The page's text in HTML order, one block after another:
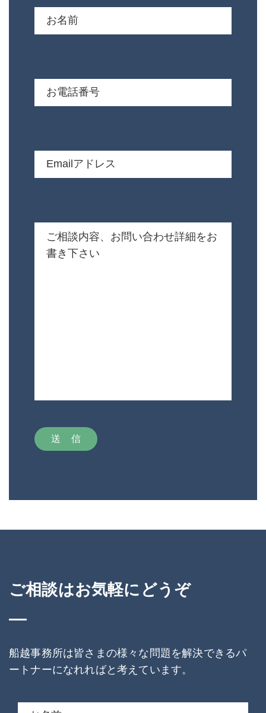
ご相談はお気軽にどうぞ
船越事務所は皆さまの様々な問題を解決できるパ
ートナーになれればと考えています。